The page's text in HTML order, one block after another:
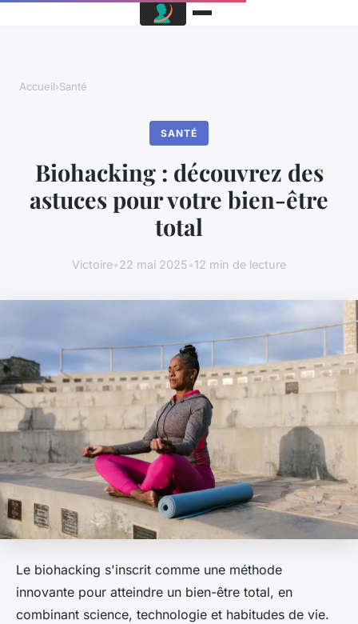
Accueil›Santé
SANTÉ
Biohacking : découvrez des
astuces pour votre bien-être
total
Victoire•22 mai 2025•12 min de lecture
Le biohacking s'inscrit comme une méthode
innovante pour atteindre un bien-être total, en
combinant science, technologie et habitudes de vie.